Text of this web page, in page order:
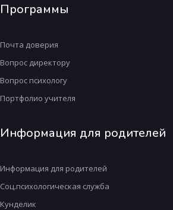
Программы
Почта доверия
Вопрос директору
Вопрос психологу
Портфолио учителя
Информация для родителей
Информация для родителей
Соц.психологическая служба
Кунделик